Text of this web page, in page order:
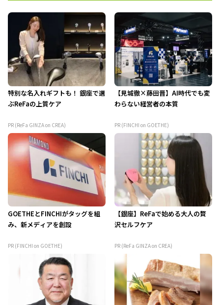
特別な名入れギフトも！ 銀座で選
ぶReFaの上質ケア
PR (ReFa GINZA on CREA)
【見城徹×藤田晋】AI時代でも変
わらない経営者の本質
PR (FINCHI on GOETHE)
GOETHEとFINCHIがタッグを組
み、新メディアを創設
PR (FINCHI on GOETHE)
【銀座】ReFaで始める大人の贅
沢セルフケア
PR (ReFa GINZA on CREA)